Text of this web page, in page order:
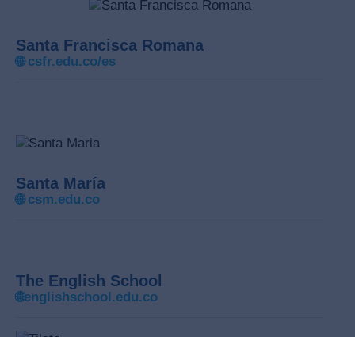
Santa Francisca Romana
🌐csfr.edu.co/es
Santa María
🌐csm.edu.co
The English School
🌐englishschool.edu.co